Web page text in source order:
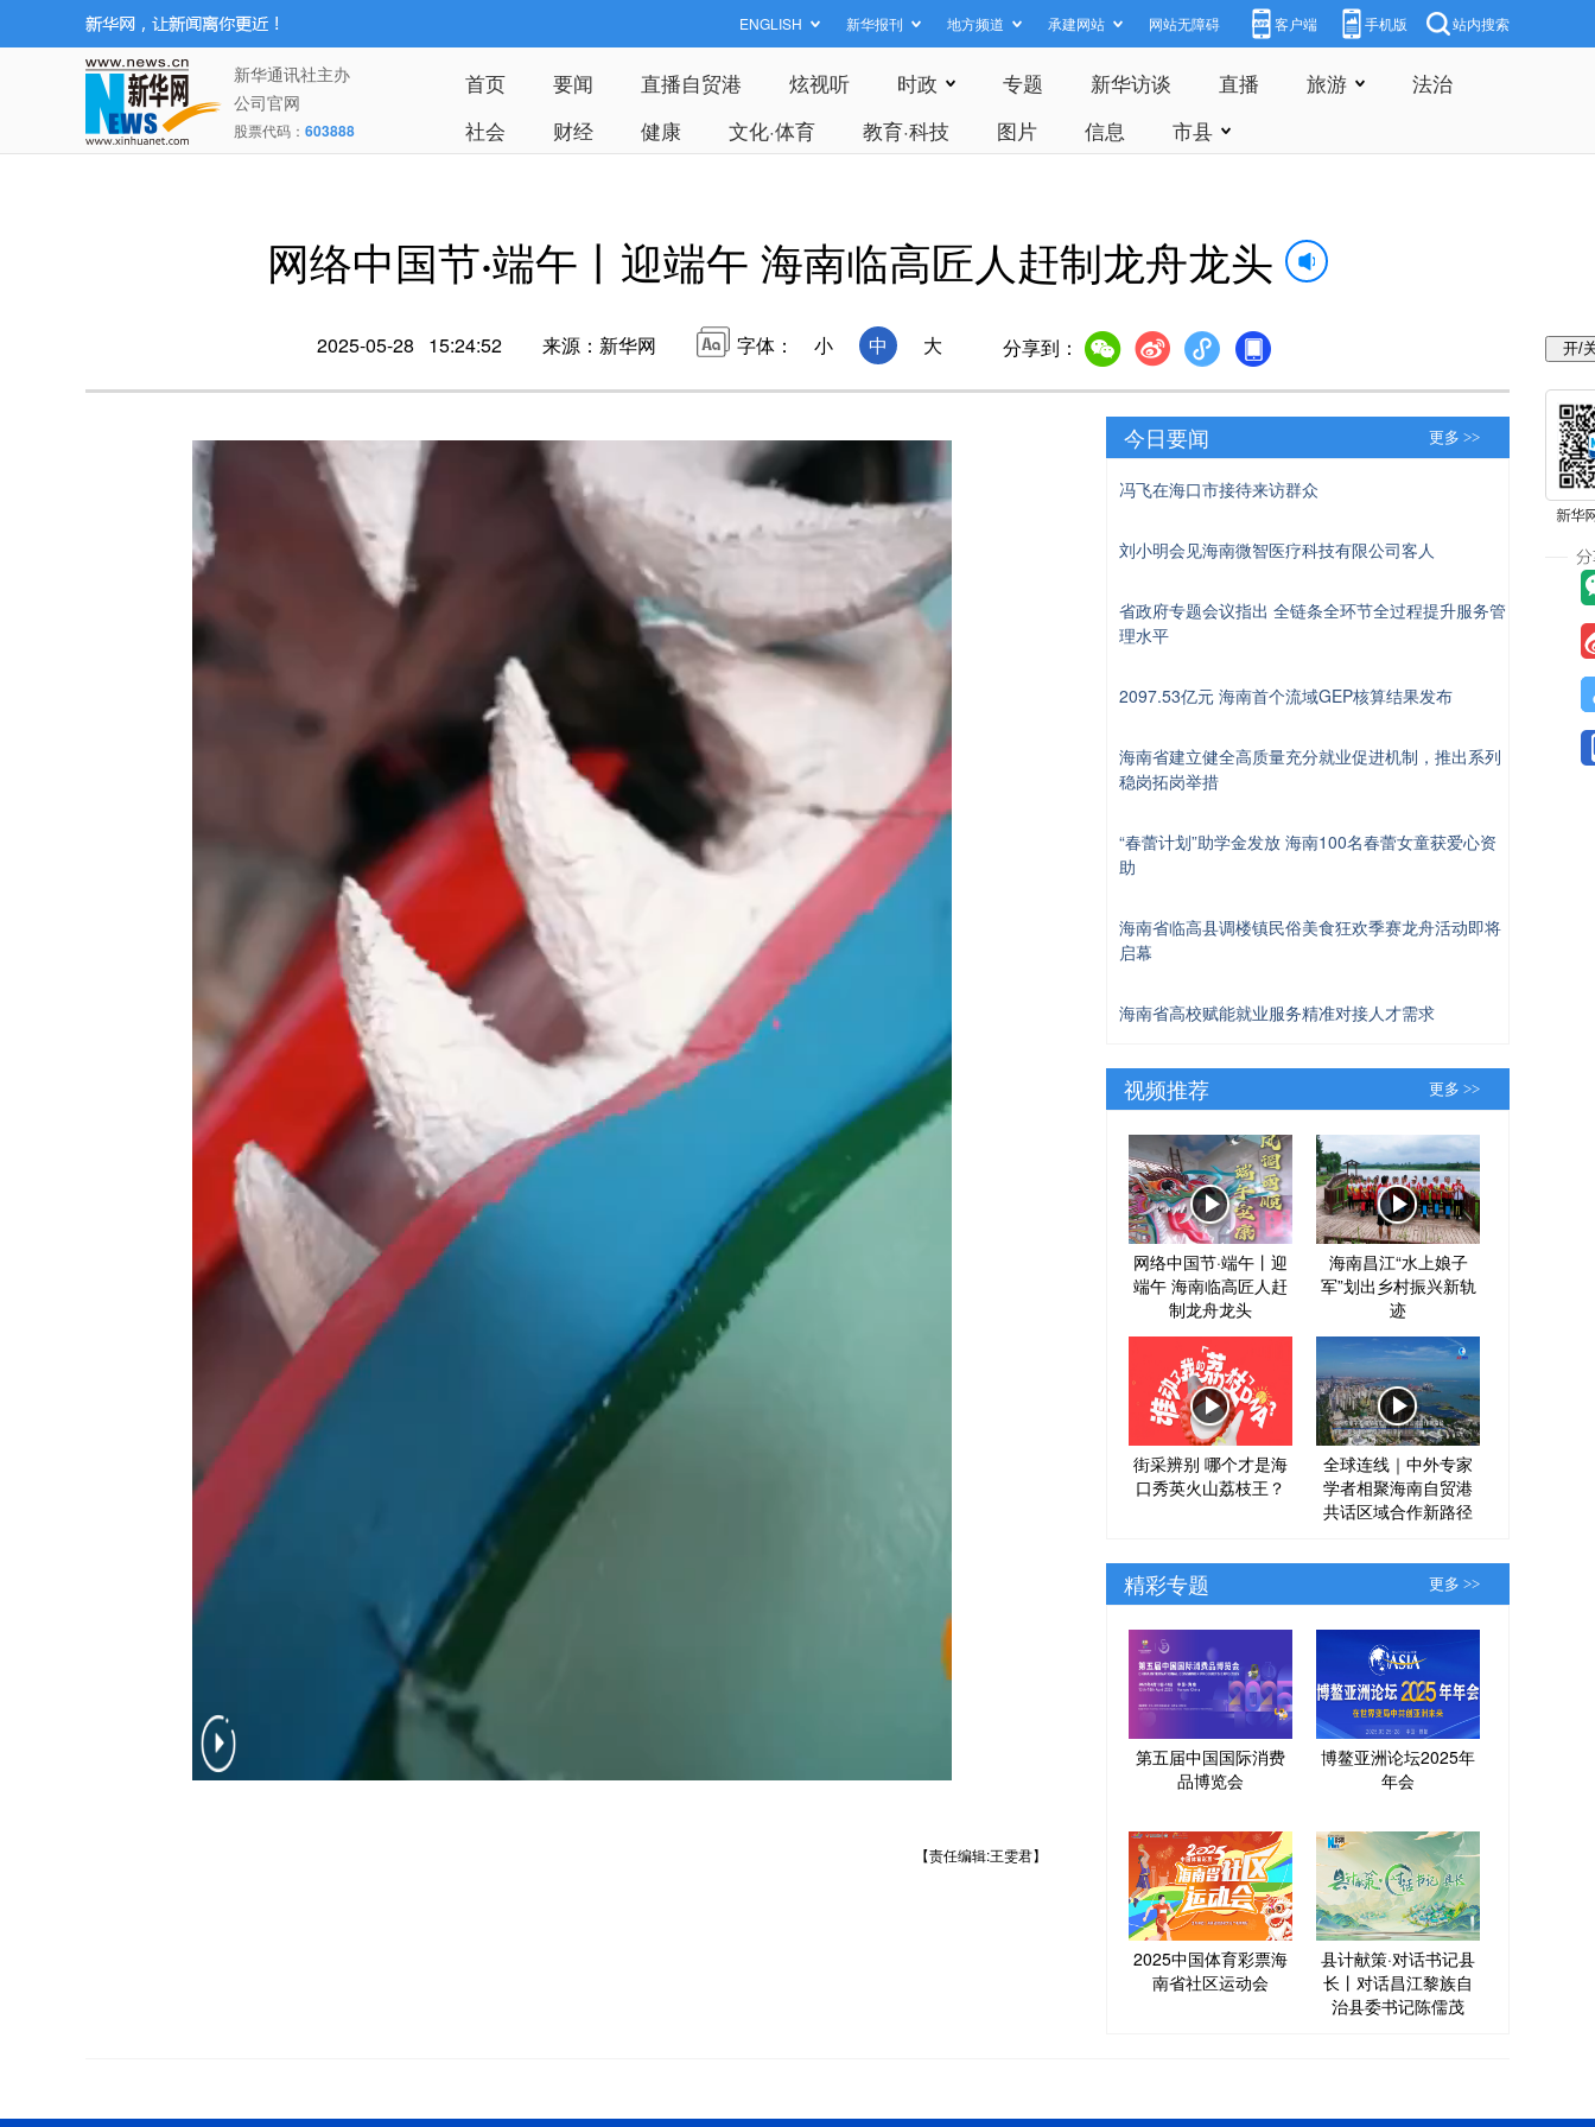
ENGLISH 新华报刊 地方频道 承建网站 网站无障碍 客户端 手机版 站内搜索
新华通讯社主办
公司官网
股票代码： 603888
首页 要闻 直播自贸港 炫视听 时政 专题 新华访谈 直播 旅游
法治
社会
财经 健康 文化·体育 教育·科技 图片 信息 市县
网络中国节·端午丨迎端午 海南临高匠人赶制龙舟龙头
2025-05-28 15:24:52 来源：新华网 字体： 小 中 大 分享到：
【责任编辑:王雯君】
今日要闻 更多 >>
冯飞在海口市接待来访群众
刘小明会见海南微智医疗科技有限公司客人
省政府专题会议指出 全链条全环节全过程提升服务管
理水平
2097.53亿元 海南首个流域GEP核算结果发布
海南省建立健全高质量充分就业促进机制，推出系列
稳岗拓岗举措
“春蕾计划”助学金发放 海南100名春蕾女童获爱心资
助
海南省临高县调楼镇民俗美食狂欢季赛龙舟活动即将
启幕
海南省高校赋能就业服务精准对接人才需求
视频推荐 更多 >>
网络中国节·端午丨迎
端午 海南临高匠人赶
制龙舟龙头
海南昌江“水上娘子
军”划出乡村振兴新轨
迹
街采辨别 哪个才是海
口秀英火山荔枝王？
全球连线｜中外专家
学者相聚海南自贸港
共话区域合作新路径
精彩专题 更多 >>
第五届中国国际消费
品博览会
博鳌亚洲论坛2025年
年会
2025中国体育彩票海
南省社区运动会
县计献策·对话书记县
长丨对话昌江黎族自
治县委书记陈儒茂